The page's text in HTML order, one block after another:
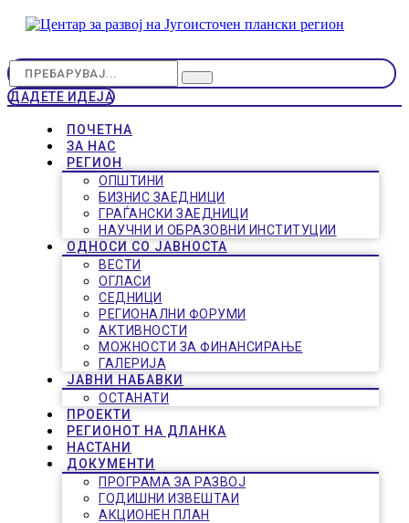
ДАДЕТЕ ИДЕЈА
ПОЧЕТНА
ЗА НАС
РЕГИОН
ОПШТИНИ
БИЗНИС ЗАЕДНИЦИ
ГРАЃАНСКИ ЗАЕДНИЦИ
НАУЧНИ И ОБРАЗОВНИ ИНСТИТУЦИИ
ОДНОСИ СО ЈАВНОСТА
ВЕСТИ
ОГЛАСИ
СЕДНИЦИ
РЕГИОНАЛНИ ФОРУМИ
АКТИВНОСТИ
МОЖНОСТИ ЗА ФИНАНСИРАЊЕ
ГАЛЕРИЈА
ЈАВНИ НАБАВКИ
ОСТАНАТИ
ПРОЕКТИ
РЕГИОНОТ НА ДЛАНКА
НАСТАНИ
ДОКУМЕНТИ
ПРОГРАМА ЗА РАЗВОЈ
ГОДИШНИ ИЗВЕШТАИ
АКЦИОНЕН ПЛАН